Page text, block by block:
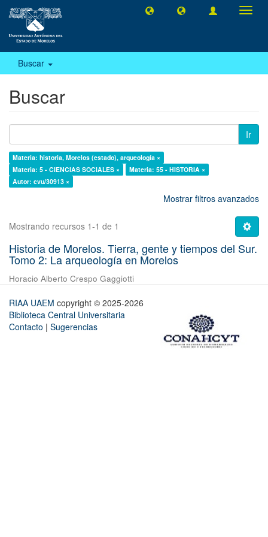
Buscar
Buscar
Ir
Materia: historia, Morelos (estado), arqueología ×
Materia: 5 - CIENCIAS SOCIALES ×
Materia: 55 - HISTORIA ×
Autor: cvu/30913 ×
Mostrar filtros avanzados
Mostrando recursos 1-1 de 1
Historia de Morelos. Tierra, gente y tiempos del Sur.
Tomo 2: La arqueología en Morelos
Horacio Alberto Crespo Gaggiotti
RIAA UAEM copyright © 2025-2026
Biblioteca Central Universitaria
Contacto | Sugerencias